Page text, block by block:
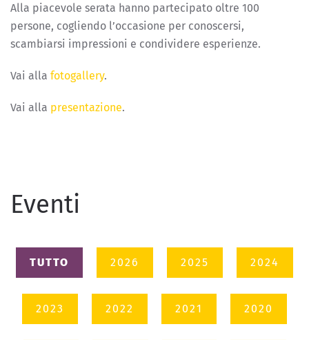
Alla piacevole serata hanno partecipato oltre 100
persone, cogliendo l’occasione per conoscersi,
scambiarsi impressioni e condividere esperienze.
Vai alla fotogallery.
Vai alla presentazione.
Eventi
TUTTO 2026 2025 2024
2023 2022 2021 2020